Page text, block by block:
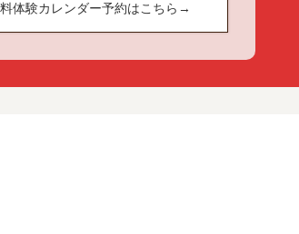
体験カレンダー予約はこちら→